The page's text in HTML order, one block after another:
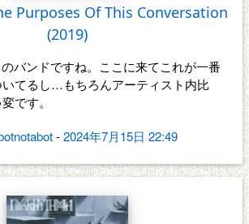
Purposes Of This Conversation
(2019)
バンドですね。ここに来てこれが一番
てるし…もちろんアーティスト内比
です。
-2024年7月15日 22:49